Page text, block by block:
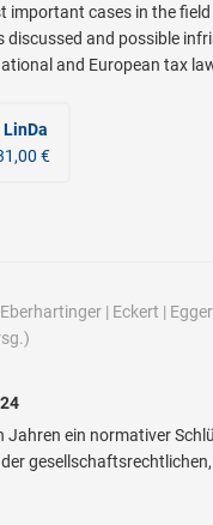
important cases in the
discussed and possible
and European tax
LinDa
€
Eberhartinger| Eckert | Egger
Jahren ein normativer